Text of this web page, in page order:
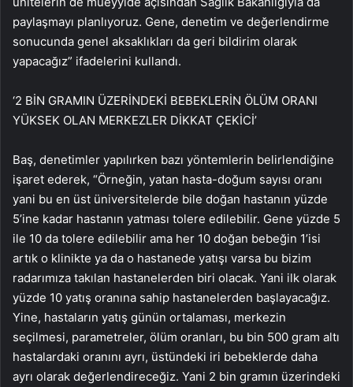
paylaşmayı planlıyoruz. Gene, denetim ve değerlendirme
sonucunda genel aksaklıkları da geri bildirim olarak
yapacağız” ifadelerini kullandı.
‘2 BİN GRAMIN ÜZERİNDEKİ BEBEKLERİN ÖLÜM ORANI
YÜKSEK OLAN MERKEZLER DİKKAT ÇEKİCİ’
Baş, denetimler yapılırken bazı yöntemlerin belirlendiğine
işaret ederek, “Örneğin, yatan hasta-doğum sayısı oranı
yani bu en üst üniversitelerde bile doğan hastanın yüzde
5’ine kadar hastanın yatması tolere edilebilir. Gene yüzde 5
ile 10 da tolere edilebilir ama her 10 doğan bebeğin 1’isi
artık o klinikte ya da o hastanede yatışı varsa bu bizim
radarımıza takılan hastanelerden biri olacak. Yani ilk olarak
yüzde 10 yatış oranına sahip hastanelerden başlayacağız.
Yine, hastaların yatış günün ortalaması, merkezin
seçilmesi, parametreler, ölüm oranları, bu bin 500 gram altı
hastalardaki oranını ayrı, üstündeki iri bebeklerde daha
ayrı olarak değerlendireceğiz. Yani 2 bin gramın üzerindeki